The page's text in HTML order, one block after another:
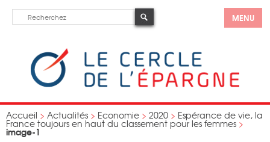
MENU
Accueil > Actualités > Economie > 2020 > Espérance de vie, la
France toujours en haut du classement pour les femmes >
image-1